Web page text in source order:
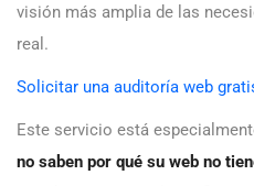
visión más amplia de las
real.
Solicitar una auditoría web
Este servicio está
no saben por qué su web no